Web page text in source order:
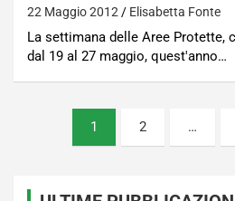
22 Maggio 2012 Elisabetta Fonte
La settimana delle Aree Protette,
dal 19 al 27 maggio, quest'anno…
Paginazione
1 2 …